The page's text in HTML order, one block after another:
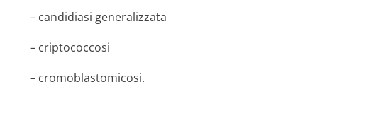
– candidiasi generalizzata
– criptococcosi
– cromoblastomicosi.